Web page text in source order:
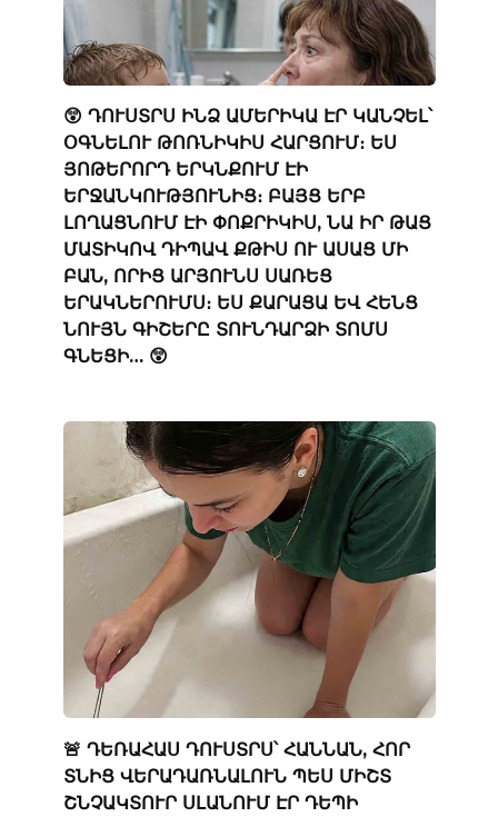
😲 ԴՈՒՍՏՐՍ ԻՆՁ ԱՄԵՐԻԿԱ ԷՐ ԿԱՆՉԵԼ՝
ՕԳՆԵԼՈՒ ԹՈՌՆԻԿԻՍ ՀԱՐՑՈՒՄ։ ԵՍ
ՅՈԹԵՐՈՐԴ ԵՐԿՆՔՈՒՄ ԷԻ
ԵՐՋԱՆԿՈՒԹՅՈՒՆԻՑ։ ԲԱՅՑ ԵՐԲ
ԼՈՂԱՑՆՈՒՄ ԷԻ ՓՈՔՐԻԿԻՍ, ՆԱ ԻՐ ԹԱՑ
ՄԱՏԻԿՈՎ ԴԻՊԱՎ ՔԹԻՍ ՈՒ ԱՍԱՑ ՄԻ
ԲԱՆ, ՈՐԻՑ ԱՐՅՈՒՆՍ ՍԱՌԵՑ
ԵՐԱԿՆԵՐՈՒՄՍ։ ԵՍ ՔԱՐԱՑԱ ԵՎ ՀԵՆՑ
ՆՈՒՅՆ ԳԻՇԵՐԸ ՏՈՒՆԴԱՐՁԻ ՏՈՄՍ
ԳՆԵՑԻ… 😲
🚨 ԴԵՌԱՀԱՍ ԴՈՒՍՏՐՍ՝ ՀԱՆՆԱՆ, ՀՈՐ
ՏՆԻՑ ՎԵՐԱԴԱՌՆԱԼՈՒՆ ՊԵՍ ՄԻՇՏ
ՇՆՉԱԿՏՈՒՐ ՍԼԱՆՈՒՄ ԷՐ ԴԵՊԻ